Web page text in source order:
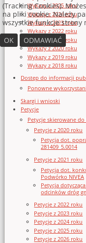
Wykazy z 2025 roku
Wykazy z 2024 roku
Wykazy z 2023 roku
Wykazy z 2022 roku
Wykazy z 2021 roku
Wykazy z 2020 roku
Wykazy z 2019 roku
Wykazy z 2018 roku
Dostęp do informacji
Ponowne
Skargi i wnioski
Petycje
Petycje skierowane
Petycje z 2020 roku
Petycja dot.
281409_5.0014
Petycje z 2021 roku
Petycja dot.
Podwórko NIVEA
Petycja
odcinków dróg
Petycje z 2022 roku
Petycje z 2023 roku
Petycje z 2024 roku
Petycje z 2025 roku
Petycje z 2026 roku
(Tracking Cookies).
na pliki cookie. Należy
wszystkie funkcje strony
OK
ODMAWIAĆ